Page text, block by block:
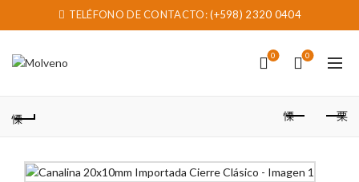
TELÉFONO DE CONTACTO:(+598) 2320 0404
0 0